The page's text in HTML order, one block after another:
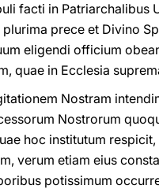
facti in Patriarchalibus
prece et Divino
eligendi officium
quae in Ecclesia
Nostram
Nostrorum
hoc institutum
verum etiam eius
potissimum